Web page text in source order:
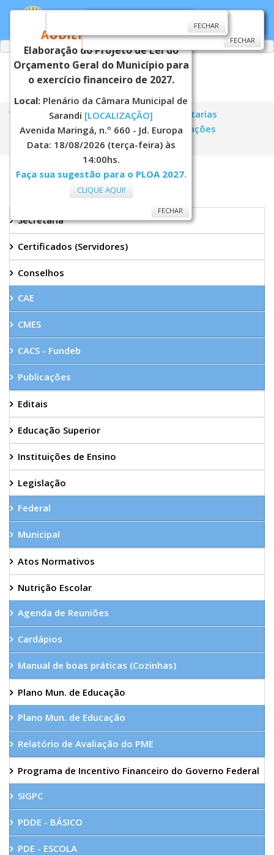
Você está aqui: Página Principal
Secretarias
Educação
Nutrição Escolar
Publicações
Nutrição Escolar
EDUCAÇÃO
Secretaria
Certificados (Servidores)
Conselhos
CAE
CMES
CACS - Fundeb
Publicações
Editais
Educação Superior
Instituições de Ensino
Legislação
Federal
Municipal
Atos Normativos
Nutrição Escolar
Agenda de Reuniões
Cardápios
Manual de boas práticas (Cozinhas)
Plano Mun. de Educação
Plano Mun. de Educação
Relatório de Avaliação do PME
Programa de Incentivo Financeiro do Governo Federal
SIGPC
PDDE - BÁSICO
PDE - ESCOLA
AUDIÊNCIA PÚBLICA
Elaboração do Projeto de Lei do
Orçamento Geral do Município para
o exercício financeiro de 2027.
Local: Plenário da Câmara Municipal de
Sarandi [LOCALIZAÇÃO]
Avenida Maringá, n.º 660 - Jd. Europa
Data: 18/08/2026 (terça-feira) às
14:00hs.
Faça sua sugestão para o PLOA 2027.
CLIQUE AQUI!
FECHAR
FECHAR
FECHAR